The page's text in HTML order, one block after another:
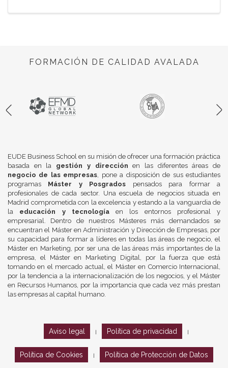
FORMACIÓN DE CALIDAD AVALADA
EUDE Business School en su misión de ofrecer una formación práctica
basada en la gestión y dirección en las diferentes áreas de
negocio de las empresas, pone a disposición de sus estudiantes
programas Máster y Posgrados pensados para formar a
profesionales de cada sector. Una escuela de negocios situada en
Madrid comprometida con la excelencia y estando a la vanguardia de
la educación y tecnologíaen los entornos profesional y
empresarial. Dentro de nuestros Másteres más demandados se
encuentran el Máster en Administración y Dirección de Empresas, por
su capacidad para formar a líderes en todas las áreas de negocio, el
Máster en Marketing, por ser una de las áreas más importantes de la
empresa, el Máster en Marketing Digital, por la fuerza que está
tomando en el mercado actual, el Máster en Comercio Internacional,
por la tendencia a la internacionalización de los negocios, y el Máster
en Recursos Humanos, por la importancia que cada vez más prestan
las empresas al capital humano.
Aviso legal Política de privacidad
Política de Cookies Política de Protección de Datos